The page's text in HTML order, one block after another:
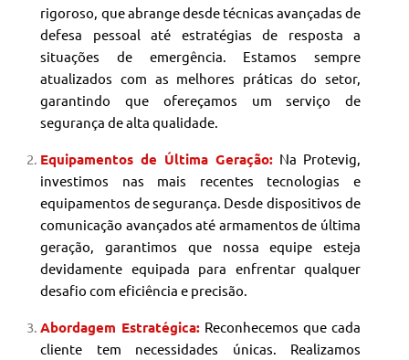
rigoroso, que abrange desde técnicas avançadas de
defesa pessoal até estratégias de resposta a
situações de emergência. Estamos sempre
atualizados com as melhores práticas do setor,
garantindo que ofereçamos um serviço de
segurança de alta qualidade.
Equipamentos de Última Geração: Na Protevig,
investimos nas mais recentes tecnologias e
equipamentos de segurança. Desde dispositivos de
comunicação avançados até armamentos de última
geração, garantimos que nossa equipe esteja
devidamente equipada para enfrentar qualquer
desafio com eficiência e precisão.
Abordagem Estratégica: Reconhecemos que cada
cliente tem necessidades únicas. Realizamos